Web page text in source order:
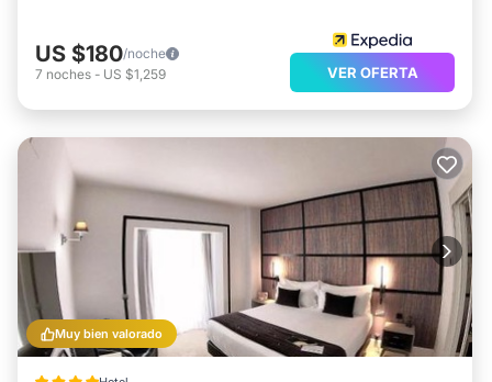
US $180/noche
7 noches - US $1,259 VER OFERTA
Muy bien valorado